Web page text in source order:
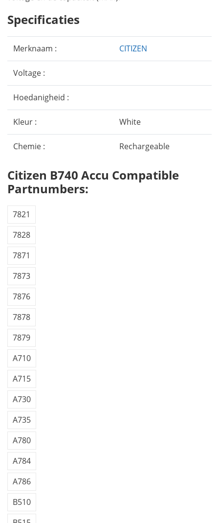
Specificaties
Merknaam : CITIZEN
Voltage :
Hoedanigheid :
Kleur : White
Chemie : Rechargeable
Citizen B740 Accu Compatible
Partnumbers:
7821
7828
7871
7873
7876
7878
7879
A710
A715
A730
A735
A780
A784
A786
B510